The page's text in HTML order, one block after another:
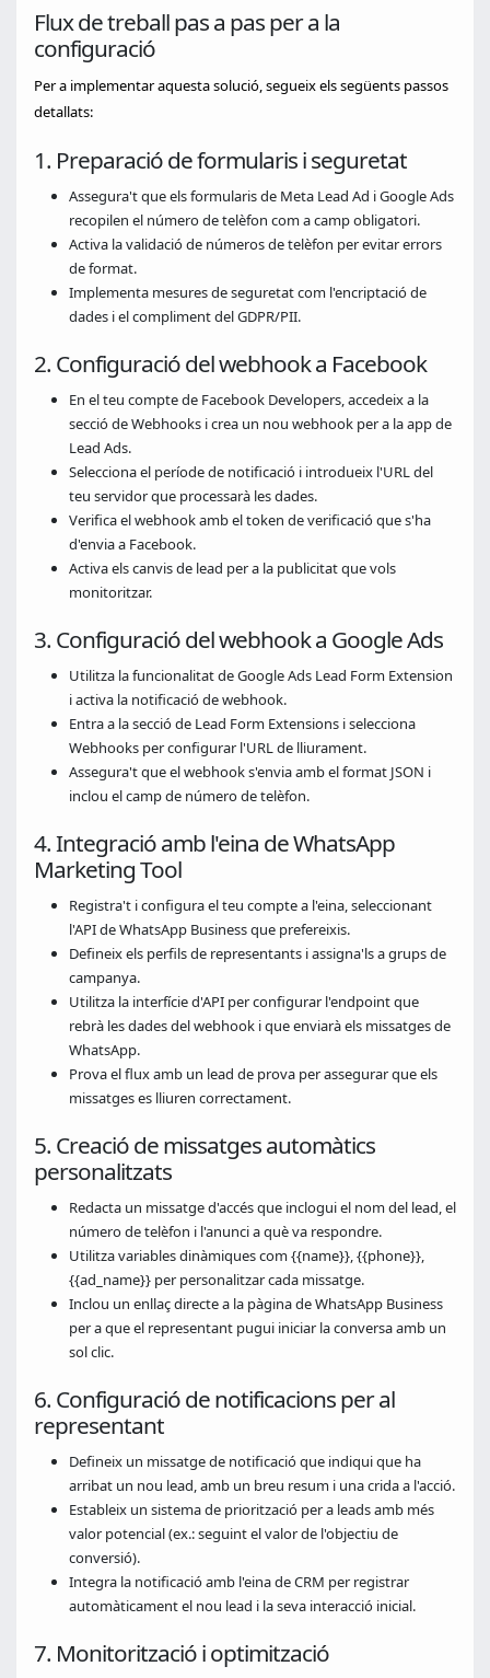
Flux de treball pas a pas per a la
configuració
Per a implementar aquesta solució, segueix els següents passos
detallats:
1. Preparació de formularis i seguretat
Assegura't que els formularis de Meta Lead Ad i Google Ads
recopilen el número de telèfon com a camp obligatori.
Activa la validació de números de telèfon per evitar errors
de format.
Implementa mesures de seguretat com l'encriptació de
dades i el compliment del GDPR/PII.
2. Configuració del webhook a Facebook
En el teu compte de Facebook Developers, accedeix a la
secció de Webhooks i crea un nou webhook per a la app de
Lead Ads.
Selecciona el període de notificació i introdueix l'URL del
teu servidor que processarà les dades.
Verifica el webhook amb el token de verificació que s'ha
d'envia a Facebook.
Activa els canvis de lead per a la publicitat que vols
monitoritzar.
3. Configuració del webhook a Google Ads
Utilitza la funcionalitat de Google Ads Lead Form Extension
i activa la notificació de webhook.
Entra a la secció de Lead Form Extensions i selecciona
Webhooks per configurar l'URL de lliurament.
Assegura't que el webhook s'envia amb el format JSON i
inclou el camp de número de telèfon.
4. Integració amb l'eina de WhatsApp
Marketing Tool
Registra't i configura el teu compte a l'eina, seleccionant
l'API de WhatsApp Business que prefereixis.
Defineix els perfils de representants i assigna'ls a grups de
campanya.
Utilitza la interfície d'API per configurar l'endpoint que
rebrà les dades del webhook i que enviarà els missatges de
WhatsApp.
Prova el flux amb un lead de prova per assegurar que els
missatges es lliuren correctament.
5. Creació de missatges automàtics
personalitzats
Redacta un missatge d'accés que inclogui el nom del lead, el
número de telèfon i l'anunci a què va respondre.
Utilitza variables dinàmiques com {{name}}, {{phone}},
{{ad_name}} per personalitzar cada missatge.
Inclou un enllaç directe a la pàgina de WhatsApp Business
per a que el representant pugui iniciar la conversa amb un
sol clic.
6. Configuració de notificacions per al
representant
Defineix un missatge de notificació que indiqui que ha
arribat un nou lead, amb un breu resum i una crida a l'acció.
Estableix un sistema de priorització per a leads amb més
valor potencial (ex.: seguint el valor de l'objectiu de
conversió).
Integra la notificació amb l'eina de CRM per registrar
automàticament el nou lead i la seva interacció inicial.
7. Monitorització i optimització